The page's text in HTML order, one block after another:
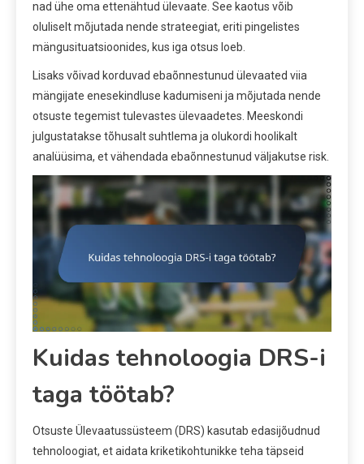
nad ühe oma ettenähtud ülevaate. See kaotus võib
oluliselt mõjutada nende strateegiat, eriti pingelistes
mängusituatsioonides, kus iga otsus loeb.
Lisaks võivad korduvad ebaõnnestunud ülevaated viia
mängijate enesekindluse kadumiseni ja mõjutada nende
otsuste tegemist tulevastes ülevaadetes. Meeskondi
julgustatakse tõhusalt suhtlema ja olukordi hoolikalt
analüüsima, et vähendada ebaõnnestunud väljakutse risk.
Kuidas tehnoloogia DRS-i
taga töötab?
Otsuste Ülevaatussüsteem (DRS) kasutab edasijõudnud
tehnoloogiat, et aidata kriketikohtunikke teha täpseid